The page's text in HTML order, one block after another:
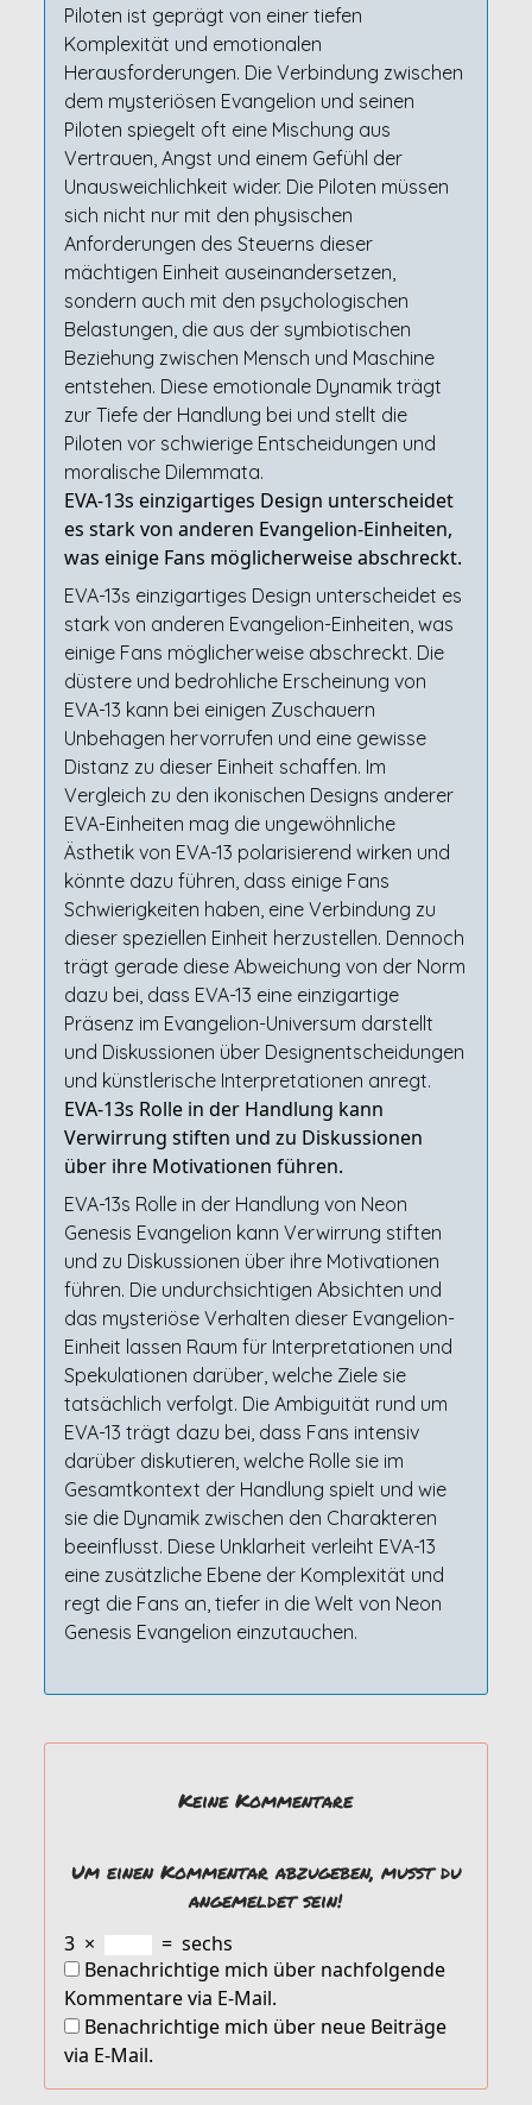
Piloten ist geprägt von einer tiefen
Komplexität und emotionalen
Herausforderungen. Die Verbindung zwischen
dem mysteriösen Evangelion und seinen
Piloten spiegelt oft eine Mischung aus
Vertrauen, Angst und einem Gefühl der
Unausweichlichkeit wider. Die Piloten müssen
sich nicht nur mit den physischen
Anforderungen des Steuerns dieser
mächtigen Einheit auseinandersetzen,
sondern auch mit den psychologischen
Belastungen, die aus der symbiotischen
Beziehung zwischen Mensch und Maschine
entstehen. Diese emotionale Dynamik trägt
zur Tiefe der Handlung bei und stellt die
Piloten vor schwierige Entscheidungen und
moralische Dilemmata.
EVA-13s einzigartiges Design unterscheidet
es stark von anderen Evangelion-Einheiten,
was einige Fans möglicherweise abschreckt.
EVA-13s einzigartiges Design unterscheidet es
stark von anderen Evangelion-Einheiten, was
einige Fans möglicherweise abschreckt. Die
düstere und bedrohliche Erscheinung von
EVA-13 kann bei einigen Zuschauern
Unbehagen hervorrufen und eine gewisse
Distanz zu dieser Einheit schaffen. Im
Vergleich zu den ikonischen Designs anderer
EVA-Einheiten mag die ungewöhnliche
Ästhetik von EVA-13 polarisierend wirken und
könnte dazu führen, dass einige Fans
Schwierigkeiten haben, eine Verbindung zu
dieser speziellen Einheit herzustellen. Dennoch
trägt gerade diese Abweichung von der Norm
dazu bei, dass EVA-13 eine einzigartige
Präsenz im Evangelion-Universum darstellt
und Diskussionen über Designentscheidungen
und künstlerische Interpretationen anregt.
EVA-13s Rolle in der Handlung kann
Verwirrung stiften und zu Diskussionen
über ihre Motivationen führen.
EVA-13s Rolle in der Handlung von Neon
Genesis Evangelion kann Verwirrung stiften
und zu Diskussionen über ihre Motivationen
führen. Die undurchsichtigen Absichten und
das mysteriöse Verhalten dieser Evangelion-
Einheit lassen Raum für Interpretationen und
Spekulationen darüber, welche Ziele sie
tatsächlich verfolgt. Die Ambiguität rund um
EVA-13 trägt dazu bei, dass Fans intensiv
darüber diskutieren, welche Rolle sie im
Gesamtkontext der Handlung spielt und wie
sie die Dynamik zwischen den Charakteren
beeinflusst. Diese Unklarheit verleiht EVA-13
eine zusätzliche Ebene der Komplexität und
regt die Fans an, tiefer in die Welt von Neon
Genesis Evangelion einzutauchen.
Keine Kommentare
Um einen Kommentar abzugeben, musst du
angemeldet sein!
3 × = sechs
Benachrichtige mich über nachfolgende
Kommentare via E-Mail.
Benachrichtige mich über neue Beiträge
via E-Mail.